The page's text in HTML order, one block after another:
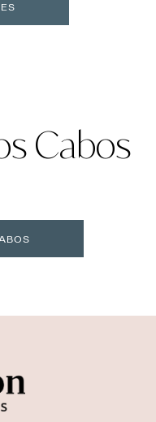
Cabos